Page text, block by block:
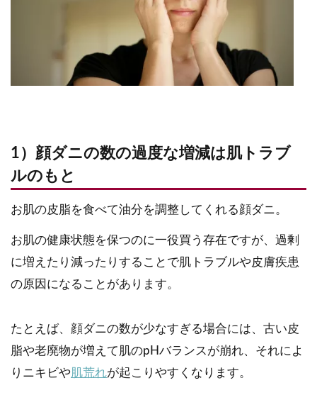
1）顔ダニの数の過度な増減は肌トラブ
ルのもと
お肌の皮脂を食べて油分を調整してくれる顔ダニ。
お肌の健康状態を保つのに一役買う存在ですが、過剰
に増えたり減ったりすることで肌トラブルや皮膚疾患
の原因になることがあります。
たとえば、顔ダニの数が少なすぎる場合には、古い皮
脂や老廃物が増えて肌のpHバランスが崩れ、それによ
りニキビや肌荒れが起こりやすくなります。